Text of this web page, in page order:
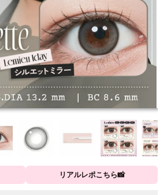
リアルレポこちら📸